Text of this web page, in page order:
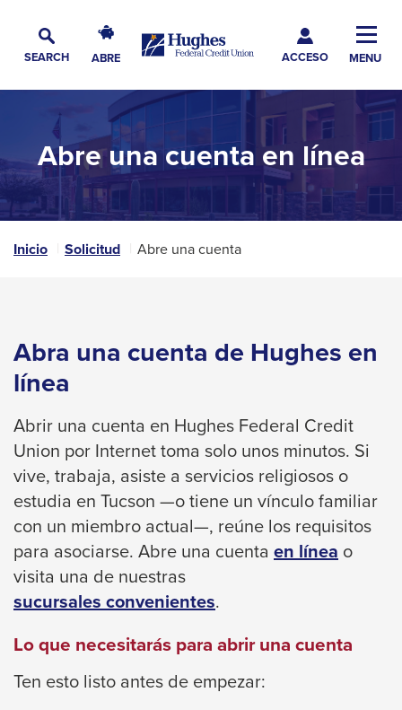
Navigation
Main
Content
Footer
SEARCH
búsqueda
ABRE
Federal
Union
ACCESO
Main
MENU
navigation
utilizes
arrow,
enter,
escape,
key
commands.
and
right
arrows
move
across
top
level
links
expand
/
Abre una cuenta en línea
Inicio Solicitud Abre una cuenta
Abra una cuenta de Hughes en
línea
Abrir una cuenta en Hughes Federal Credit
Union por Internet toma solo unos minutos. Si
vive, trabaja, asiste a servicios religiosos o
estudia en Tucson —o tiene un vínculo familiar
con un miembro actual—, reúne los requisitos
para asociarse. Abre una cuenta en línea This
a
o
visita una de nuestras
sucursales convenientes.
Lo que necesitarás para abrir una cuenta
Ten esto listo antes de empezar: